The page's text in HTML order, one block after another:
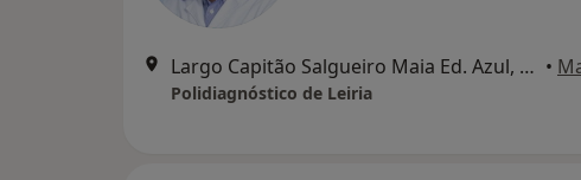
Largo Capitão Salgueiro Maia Ed. Azul, 1o , Leiria •
Polidiagnóstico de Leiria